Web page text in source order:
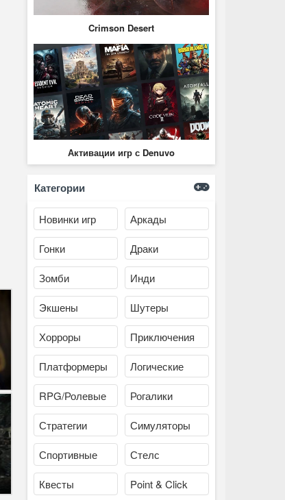
Crimson Desert
Активации игр с Denuvo
Категории
Новинки игр Аркады
Гонки Драки
Зомби Инди
Экшены Шутеры
Хорроры Приключения
Платформеры Логические
RPG/Ролевые Рогалики
Стратегии Симуляторы
Спортивные Стелс
Квесты Point & Click